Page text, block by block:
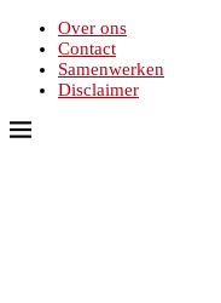
Over ons
Contact
Samenwerken
Disclaimer